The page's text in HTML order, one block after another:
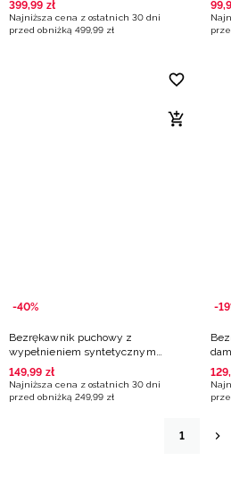
399,99 zł
Najniższa cena z ostatnich 30 dni
przed obniżką 499,99 zł
99,
-40%
Bezrękawnik puchowy z
wypełnieniem syntetycznym
damski - beżowy
149,99 zł
Najniższa cena z ostatnich 30 dni
przed obniżką 249,99 zł
-
129,
1